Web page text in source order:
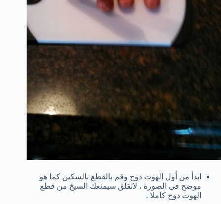
ابدأ من أول الهوت دوج وقم بالقطع بالسكين كما هو
موضح فى الصورة ، لاتقلق سيمنعك السيخ من قطع
الهوت دوج كاملا .